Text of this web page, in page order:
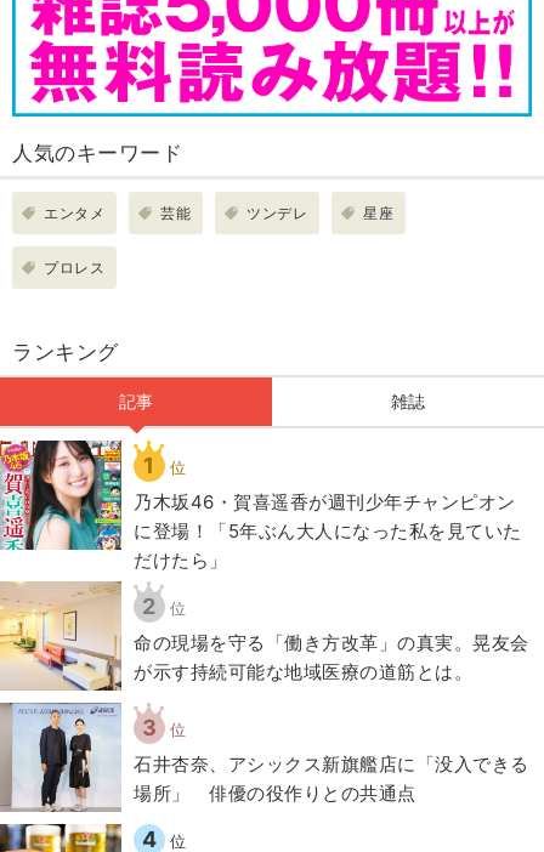
人気のキーワード
エンタメ 芸能 ツンデレ 星座
プロレス
ランキング
記事 雑誌
1 位
乃木坂46・賀喜遥香が週刊少年チャンピオン
に登場！「5年ぶん大人になった私を見ていた
だけたら」
2 位
​命の現場を守る「働き方改革」の真実。晃友会
が示す持続可能な地域医療の道筋とは。
3 位
石井杏奈、アシックス新旗艦店に「没入できる
場所」 俳優の役作りとの共通点
4 位